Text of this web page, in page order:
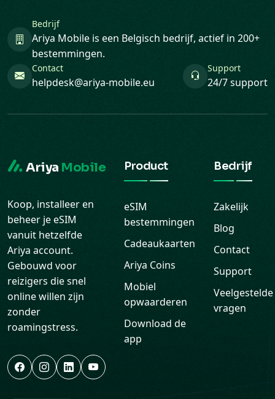
Bedrijf
Ariya Mobile is een Belgisch bedrijf, actief in 200+
bestemmingen.
Contact
helpdesk@ariya-mobile.eu
Support
24/7 support
Ariya Mobile
Koop, installeer en
beheer je eSIM
vanuit hetzelfde
Ariya account.
Gebouwd voor
reizigers die snel
online willen zijn
zonder
roamingstress.
Product
eSIM
bestemmingen
Cadeaukaarten
Ariya Coins
Mobiel
opwaarderen
Download de
app
Bedrijf
Zakelijk
Blog
Contact
Support
Veelgestelde
vragen